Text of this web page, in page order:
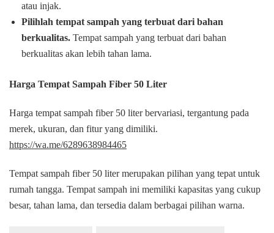
atau injak.
Pilihlah tempat sampah yang terbuat dari bahan
berkualitas. Tempat sampah yang terbuat dari bahan
berkualitas akan lebih tahan lama.
Harga Tempat Sampah Fiber 50 Liter
Harga tempat sampah fiber 50 liter bervariasi, tergantung pada
merek, ukuran, dan fitur yang dimiliki.
https://wa.me/6289638984465
Tempat sampah fiber 50 liter merupakan pilihan yang tepat untuk
rumah tangga. Tempat sampah ini memiliki kapasitas yang cukup
besar, tahan lama, dan tersedia dalam berbagai pilihan warna.